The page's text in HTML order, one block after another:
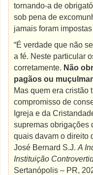
tornando-a de
sob pena de
jamais foram
“É verdade que não
a fé. Neste particular
corretamente. Não
pagãos ou
Mas quem era cristão
compromisso de
Igreja e da
supremas obrigações
quais davam o direito
José Bernard S.J.A
Instituição
Sertanópolis – PR,